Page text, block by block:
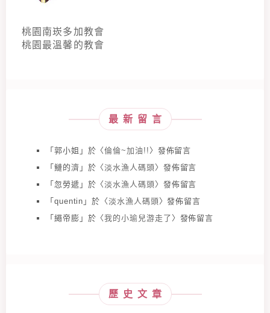
桃園南崁多加教會
桃園最溫馨的教會
最新留言
「 郭小姐 」於〈倫倫~加油!! 〉發佈留言
「 鰱的濟 」於〈淡水漁人碼頭〉發佈留言
「 忽勞遞 」於〈淡水漁人碼頭〉發佈留言
「 quentin 」於〈淡水漁人碼頭〉發佈留言
「 繩帝膨 」於〈我的小瑜兒游走了 〉發佈留言
歷史文章